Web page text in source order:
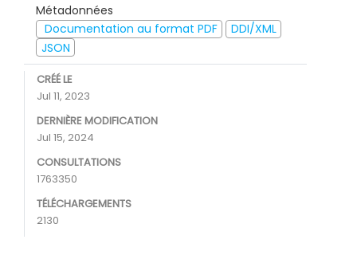
Métadonnées
Documentation au format PDF
DDI/XML
JSON
CRÉÉ LE
Jul 11, 2023
DERNIÈRE MODIFICATION
Jul 15, 2024
CONSULTATIONS
1763350
TÉLÉCHARGEMENTS
2130